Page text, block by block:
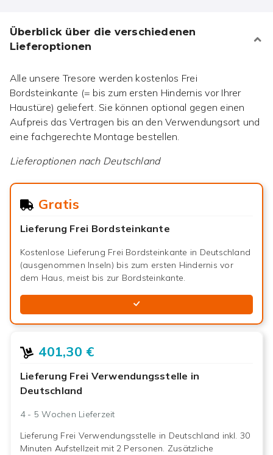
Überblick über die verschiedenen
Lieferoptionen
Alle unsere Tresore werden kostenlos Frei
Bordsteinkante (= bis zum ersten Hindernis vor Ihrer
Haustüre) geliefert. Sie können optional gegen einen
Aufpreis das Vertragen bis an den Verwendungsort und
eine fachgerechte Montage bestellen.
Lieferoptionen nach Deutschland
Gratis
Lieferung Frei Bordsteinkante
Kostenlose Lieferung Frei Bordsteinkante in Deutschland
(ausgenommen Inseln) bis zum ersten Hindernis vor
dem Haus, meist bis zur Bordsteinkante.
401,30 €
Lieferung Frei Verwendungsstelle in
Deutschland
4 - 5 Wochen Lieferzeit
Lieferung Frei Verwendungsstelle in Deutschland inkl. 30
Minuten Aufstellzeit mit 2 Personen. Zusätzliche